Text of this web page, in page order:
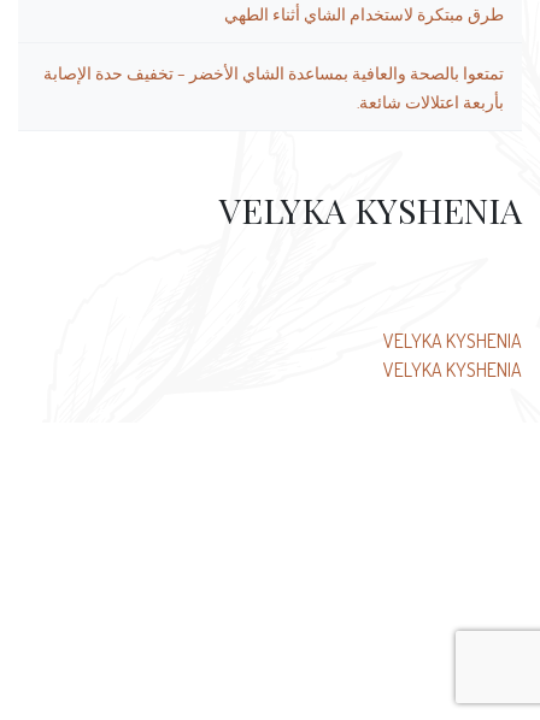
طرق مبتكرة لاستخدام الشاي أثناء الطهي
تمتعوا بالصحة والعافية بمساعدة الشاي الأخضر – تخفيف حدة الإصابة
بأربعة اعتلالات شائعة.
VELYKA KYSHENIA
تصفّح
المقالات
VELYKA KYSHENIA
VELYKA KYSHENIA